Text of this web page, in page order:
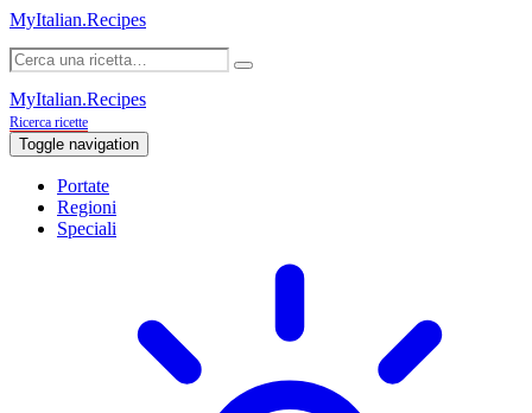
MyItalian.Recipes
MyItalian.Recipes
Ricerca ricette
Toggle navigation
Portate
Regioni
Speciali